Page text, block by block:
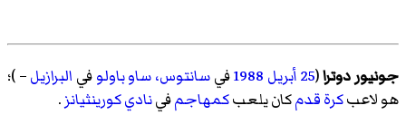
جونيور دوترا(25 أبريل 1988فيسانتوس، ساو باولوفي البرازيل– )؛
هو لاعبكرة قدمكان يلعبكمهاجمفينادي كورينثيانز.